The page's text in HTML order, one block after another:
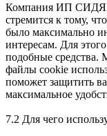
Компания ИП
стремится к тому,
было максимально
интересам. Для
подобные средства.
файлы cookie
поможет защитить
максимальное
7.2 Для чего